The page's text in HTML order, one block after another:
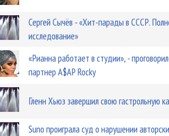
Сергей Сычёв - «Хит-парады в СССР.
исследование»
«Рианна работает в студии», -
партнер A$AP Rocky
Гленн Хьюз завершил свою гастрольную
Suno проиграла суд о нарушении